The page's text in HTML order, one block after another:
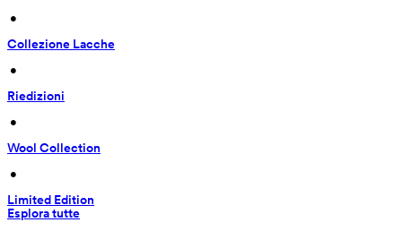
•
Collezione Lacche
•
Riedizioni
•
Wool Collection
•
Limited Edition
Esplora tutte